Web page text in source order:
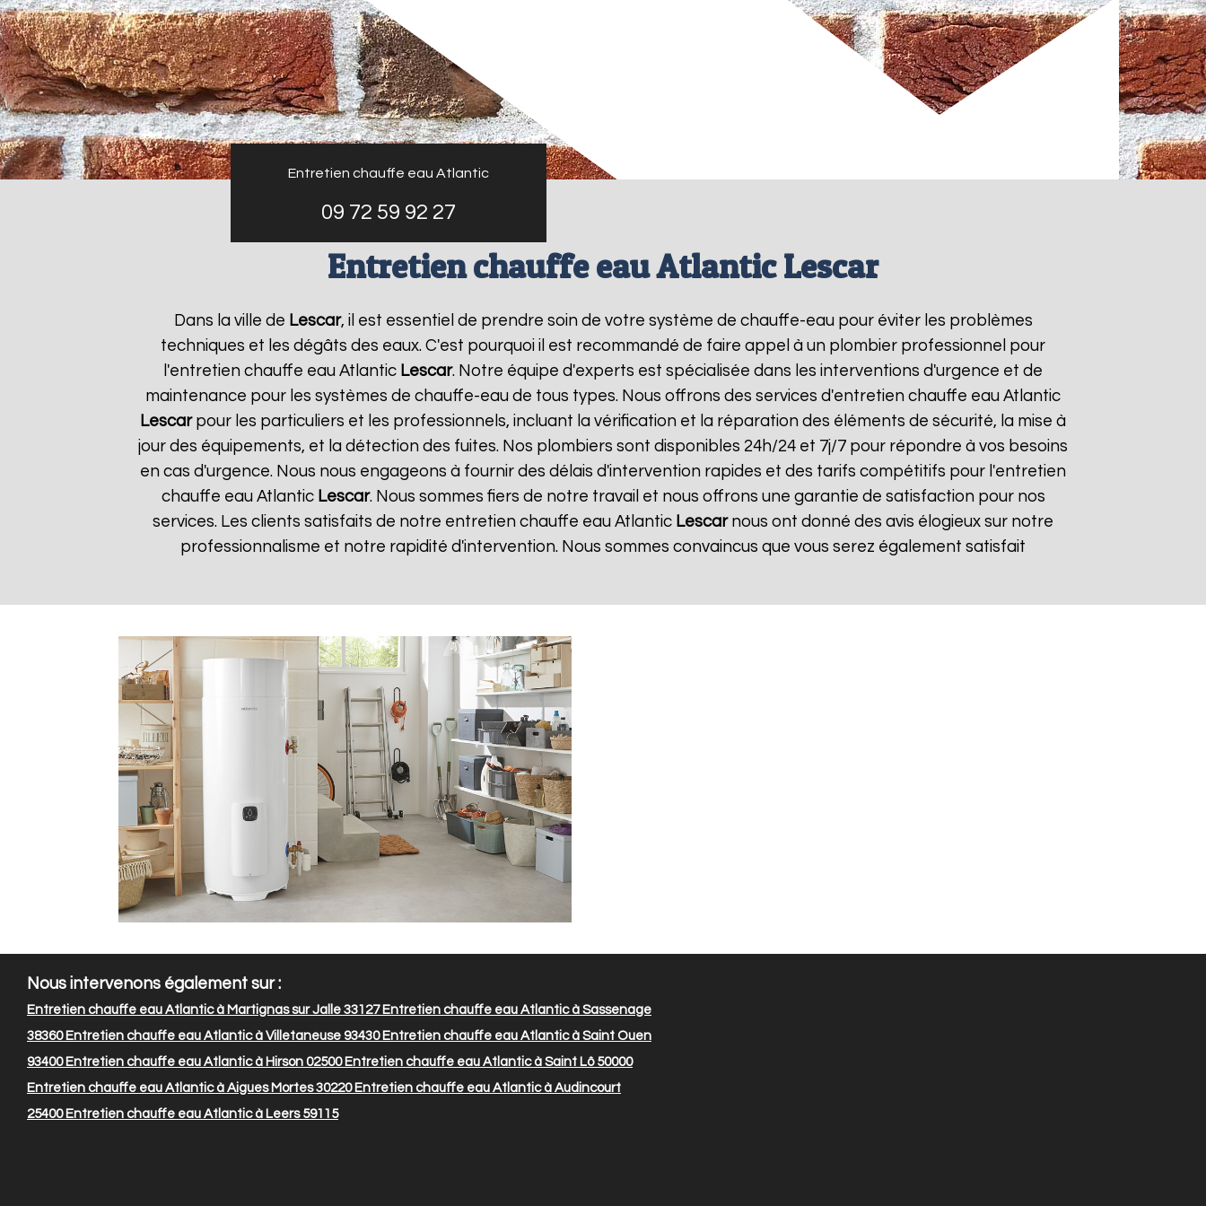
Entretien chauffe eau Atlantic
09 72 59 92 27
Entretien chauffe eau Atlantic Lescar
Dans la ville de Lescar, il est essentiel de prendre soin de votre système de chauffe-eau pour éviter les problèmes
techniques et les dégâts des eaux. C'est pourquoi il est recommandé de faire appel à un plombier professionnel pour
l'entretien chauffe eau Atlantic Lescar. Notre équipe d'experts est spécialisée dans les interventions d'urgence et de
maintenance pour les systèmes de chauffe-eau de tous types. Nous offrons des services d'entretien chauffe eau Atlantic
Lescarpour les particuliers et les professionnels, incluant la vérification et la réparation des éléments de sécurité, la mise à
jour des équipements, et la détection des fuites. Nos plombiers sont disponibles 24h/24 et 7j/7 pour répondre à vos besoins
en cas d'urgence. Nous nous engageons à fournir des délais d'intervention rapides et des tarifs compétitifs pour l'entretien
chauffe eau Atlantic Lescar. Nous sommes fiers de notre travail et nous offrons une garantie de satisfaction pour nos
services. Les clients satisfaits de notre entretien chauffe eau Atlantic Lescarnous ont donné des avis élogieux sur notre
professionnalisme et notre rapidité d'intervention. Nous sommes convaincus que vous serez également satisfait
Nous intervenons également sur :
Entretien chauffe eau Atlantic à Martignas sur Jalle 33127Entretien chauffe eau Atlantic à Sassenage
38360Entretien chauffe eau Atlantic à Villetaneuse 93430Entretien chauffe eau Atlantic à Saint Ouen
93400Entretien chauffe eau Atlantic à Hirson 02500Entretien chauffe eau Atlantic à Saint Lô 50000
Entretien chauffe eau Atlantic à Aigues Mortes 30220Entretien chauffe eau Atlantic à Audincourt
25400Entretien chauffe eau Atlantic à Leers 59115